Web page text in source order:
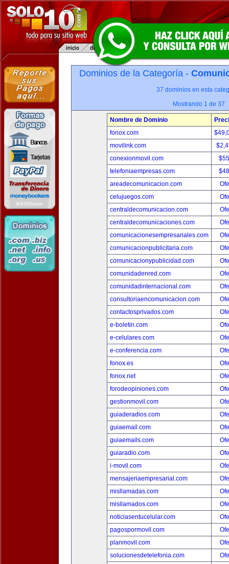
Dominios de la Categoría -
37 dominios en esta
Mostrando 1 de 37
Nombre de Dominio
fonox.com
movilink.com
conexionmovil.com
telefoniaempresas.com
areadecomunicacion.com
celujuegos.com
centraldecomunicacion.com
centraldecomunicaciones.com
comunicacionesempresariales.com
comunicacionpublicitaria.com
comunicacionypublicidad.com
comunidadenred.com
comunidadinternacional.com
consultoriaencomunicacion.com
contactosprivados.com
e-boletin.com
e-celulares.com
e-conferencia.com
fonox.es
fonox.net
forodeopiniones.com
gestionmovil.com
guiaderadios.com
guiaemail.com
guiaemails.com
guiaradio.com
i-movil.com
mensajeriaempresarial.com
misllamadas.com
misllamados.com
noticiasentucelular.com
pagospormovil.com
planmovil.com
solucionesdetelefonia.com